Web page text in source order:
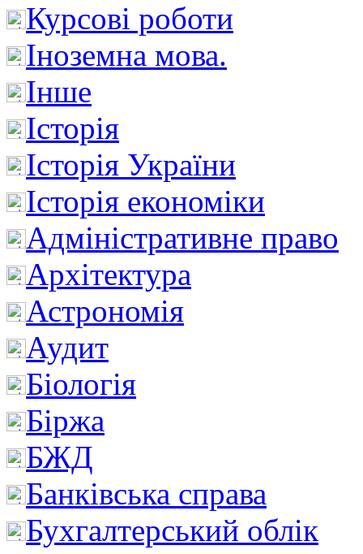
Курсові роботи
Іноземна мова.
Інше
Історія
Історія України
Історія економіки
Адміністративне право
Архітектура
Астрономія
Аудит
Біологія
Біржа
БЖД
Банківська справа
Бухгалтерський облік